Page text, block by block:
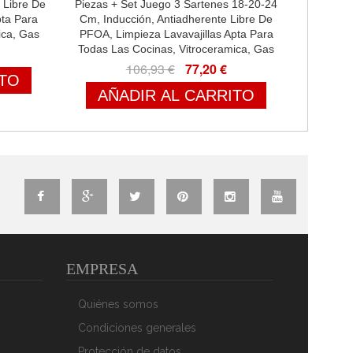
Libre De
Para
Gas
Piezas + Set Juego 3 Sartenes 18-20-24
Cm, Inducción, Antiadherente Libre De
PFOA, Limpieza Lavavajillas Apta Para
Todas Las Cocinas, Vitroceramica, Gas
106,93 € 77,20 €
AÑADIR AL CARRITO
3
Inducción 10 Piezas, Antiadherente Titanio
Sin PFOA, Aluminio, Set 3 Cazuelas, 3
EMPRESA
Quiénes somos
Condiciones generales